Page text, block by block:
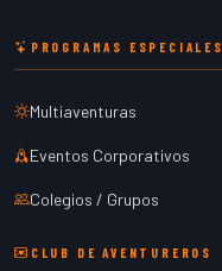
PROGRAMAS ESPECIALES
Multiaventuras
Eventos Corporativos
Colegios / Grupos
CLUB DE AVENTUREROS